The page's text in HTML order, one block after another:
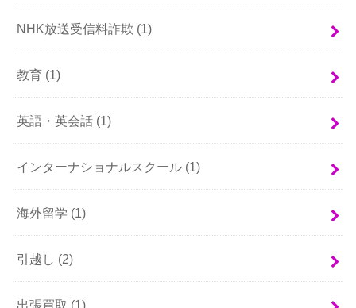
NHK放送受信料詐欺 (1)
教育 (1)
英語・英会話 (1)
インターナショナルスクール (1)
海外留学 (1)
引越し (2)
出張買取 (1)